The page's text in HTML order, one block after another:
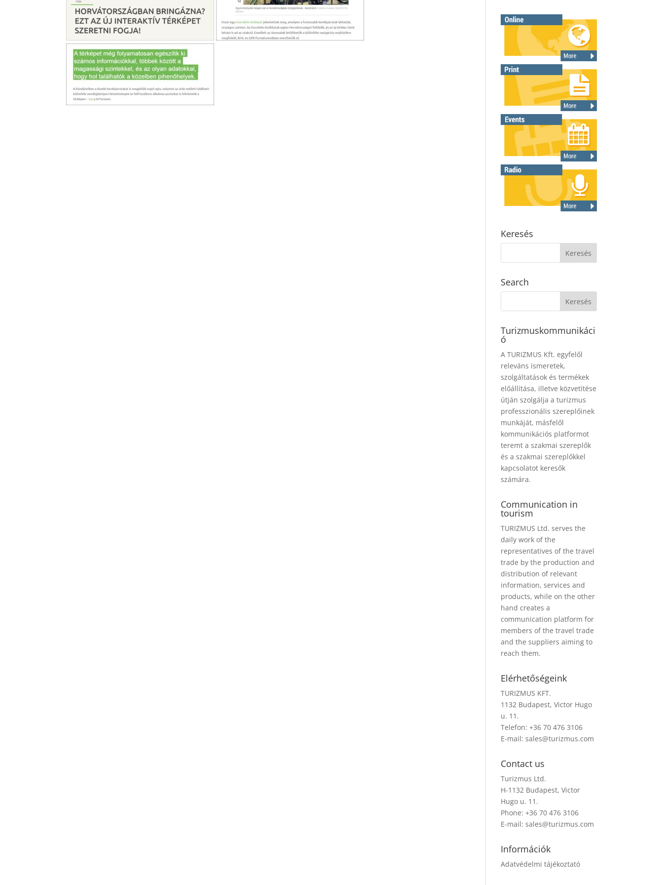
Keresés
Search
Turizmuskommunikáci
ó
A TURIZMUS Kft. egyfelől
releváns ismeretek,
szolgáltatások és termékek
előállítása, illetve közvetítése
útján szolgálja a turizmus
professzionális szereplőinek
munkáját, másfelől
kommunikációs platformot
teremt a szakmai szereplők
és a szakmai szereplőkkel
kapcsolatot keresők
számára.
Communication in
tourism
TURIZMUS Ltd. serves the
daily work of the
representatives of the travel
trade by the production and
distribution of relevant
information, services and
products, while on the other
hand creates a
communication platform for
members of the travel trade
and the suppliers aiming to
reach them.
Elérhetőségeink
TURIZMUS KFT.
1132 Budapest, Victor Hugo
u. 11.
Telefon: +36 70 476 3106
E-mail:sales@turizmus.com
Contact us
Turizmus Ltd.
H-1132 Budapest, Victor
Hugo u. 11.
Phone: +36 70 476 3106
E-mail:sales@turizmus.com
Információk
Adatvédelmi tájékoztató